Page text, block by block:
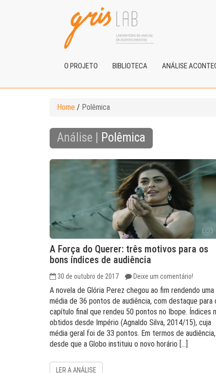
O PROJETO BIBLIOTECA ANÁLISE
Home / Polêmica
Análise | Polêmica
A Força do Querer: três motivos para os
bons índices de audiência
30 de outubro de 2017 Deixe um comentário!
A novela de Glória Perez chegou ao fim rendendo uma
média de 36 pontos de audiência, com destaque para
capítulo final que rendeu 50 pontos no Ibope. Índices
obtidos desde Império (Agnaldo Silva, 2014/15), cuja
média geral foi de 33 pontos. Em termos de audiência,
desde que a Globo instituiu o novo horário […]
LER A ANÁLISE